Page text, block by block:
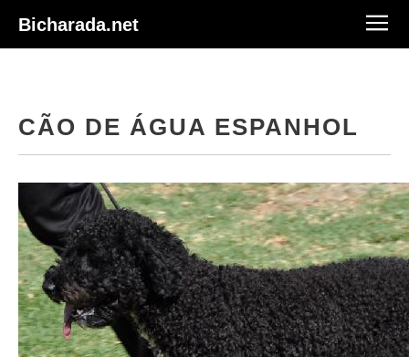
Bicharada.net
CÃO DE ÁGUA ESPANHOL